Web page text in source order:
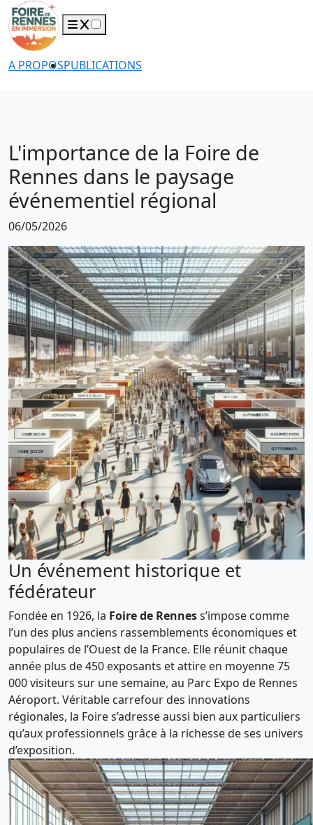
A PROPOSPUBLICATIONS
L'importance de la Foire de
Rennes dans le paysage
événementiel régional
06/05/2026
Un événement historique et
fédérateur
Fondée en 1926, la Foire de Renness’impose comme
l’un des plus anciens rassemblements économiques et
populaires de l’Ouest de la France. Elle réunit chaque
année plus de 450 exposants et attire en moyenne 75
000 visiteurs sur une semaine, au Parc Expo de Rennes
Aéroport. Véritable carrefour des innovations
régionales, la Foire s’adresse aussi bien aux particuliers
qu’aux professionnels grâce à la richesse de ses univers
d’exposition.